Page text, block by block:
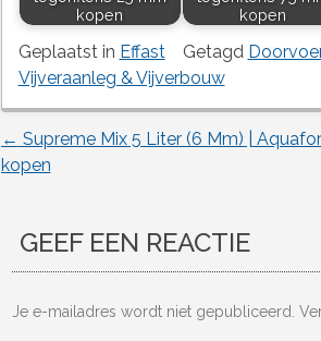
kopen
kopen
Geplaatst in Effast Getagd
Vijveraanleg & Vijverbouw
Berichtnavigatie
← Supreme Mix 5 Liter (6 Mm) |
kopen
GEEF EEN REACTIE
Je e-mailadres wordt niet gepubliceerd.